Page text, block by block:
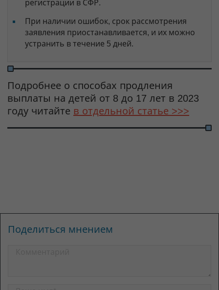
регистрации в СФР.
При наличии ошибок, срок рассмотрения
заявления приостанавливается, и их можно
устранить в течение 5 дней.
Подробнее о способах продления
выплаты на детей от 8 до 17 лет в 2023
году читайте в отдельной статье >>>
Поделиться мнением